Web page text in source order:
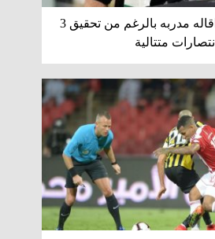
أهلى جدة يعلن اقاله مدربه بالرغم من تحقيق 3
انتصارات متتالية